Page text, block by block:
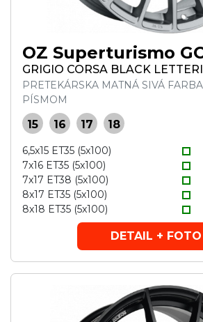
OZ Superturismo
GRIGIO CORSA BLACK
PRETEKÁRSKA MATNÁ SIVÁ
PÍSMOM
15 16 17 18
6,5x15 ET35 (5x100)
7x16 ET35 (5x100)
7x17 ET38 (5x100)
8x17 ET35 (5x100)
8x18 ET35 (5x100)
DETAIL + FOTO